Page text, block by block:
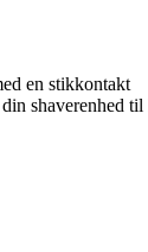
en stikkontakt
shaverenhed til